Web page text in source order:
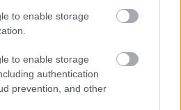
to enable storage
to enable storage
authentication
prevention, and other
Miklós, Lévay Viktória,
Nagy Sándor, Bank